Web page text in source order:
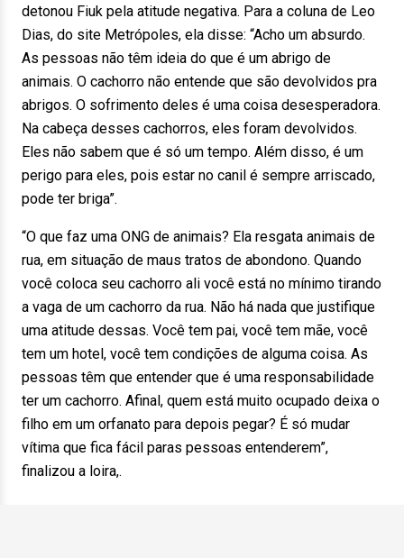
detonou Fiuk pela atitude negativa. Para a coluna de Leo
Dias, do site Metrópoles, ela disse: “Acho um absurdo.
As pessoas não têm ideia do que é um abrigo de
animais. O cachorro não entende que são devolvidos pra
abrigos. O sofrimento deles é uma coisa desesperadora.
Na cabeça desses cachorros, eles foram devolvidos.
Eles não sabem que é só um tempo. Além disso, é um
perigo para eles, pois estar no canil é sempre arriscado,
pode ter briga”.
“O que faz uma ONG de animais? Ela resgata animais de
rua, em situação de maus tratos de abondono. Quando
você coloca seu cachorro ali você está no mínimo tirando
a vaga de um cachorro da rua. Não há nada que justifique
uma atitude dessas. Você tem pai, você tem mãe, você
tem um hotel, você tem condições de alguma coisa. As
pessoas têm que entender que é uma responsabilidade
ter um cachorro. Afinal, quem está muito ocupado deixa o
filho em um orfanato para depois pegar? É só mudar
vítima que fica fácil paras pessoas entenderem”,
finalizou a loira,.